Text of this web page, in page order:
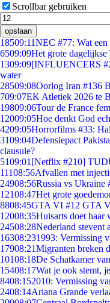
Scrollbar gebruiken
opslaan
18509:11NEC #77: Wat een
6509:09Het grote
1309:09[INFLUENCERS
water
28509:08Oorlog Iran #136
709:07EK Atletiek 2026 te
19809:06Tour de France
12009:05Hoe denkt God
4209:05Horrorfilms #33:
3109:04Defensiepact
clausule?
5109:01 [Netflix #210]
11108:56Afvallen met
24908:56Russia vs Ukraine
12108:47Het grote
8808:45GTA VI #12 GTA
12008:35Huisarts doet haar
24508:28Nederland stevent
16308:231993: Vermissing
17908:21Migranten breken
10108:18De Schatkamer
15408:17Wat je ook stemt,
8408:152010: Vermissing
2408:14Ariana Grande